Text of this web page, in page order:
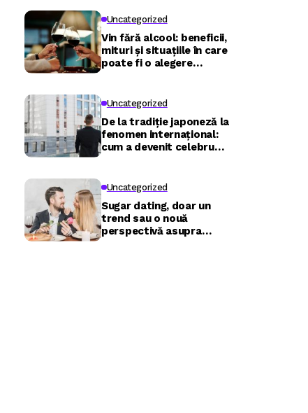
Uncategorized
Vin fără alcool: beneficii,
mituri și situațiile în care
poate fi o alegere
Uncategorized
De la tradiție japoneză la
fenomen internațional:
cum a devenit celebru
Uncategorized
Sugar dating, doar un
trend sau o nouă
perspectivă asupra